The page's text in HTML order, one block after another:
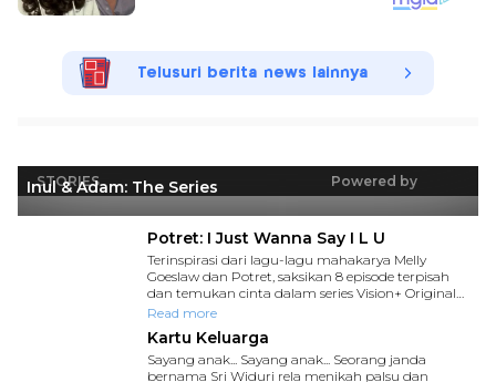
Telusuri berita news lainnya